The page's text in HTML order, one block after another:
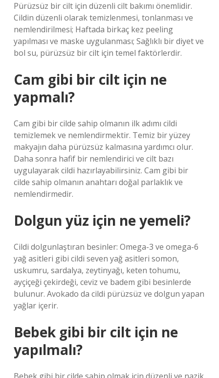
Pürüzsüz bir cilt için düzenli cilt bakımı önemlidir.
Cildin düzenli olarak temizlenmesi, tonlanması ve
nemlendirilmesi; Haftada birkaç kez peeling
yapılması ve maske uygulanması; Sağlıklı bir diyet ve
bol su, pürüzsüz bir cilt için temel faktörlerdir.
Cam gibi bir cilt için ne
yapmalı?
Cam gibi bir cilde sahip olmanın ilk adımı cildi
temizlemek ve nemlendirmektir. Temiz bir yüzey
makyajın daha pürüzsüz kalmasına yardımcı olur.
Daha sonra hafif bir nemlendirici ve cilt bazı
uygulayarak cildi hazırlayabilirsiniz. Cam gibi bir
cilde sahip olmanın anahtarı doğal parlaklık ve
nemlendirmedir.
Dolgun yüz için ne yemeli?
Cildi dolgunlaştıran besinler: Omega-3 ve omega-6
yağ asitleri gibi cildi seven yağ asitleri somon,
uskumru, sardalya, zeytinyağı, keten tohumu,
ayçiçeği çekirdeği, ceviz ve badem gibi besinlerde
bulunur. Avokado da cildi pürüzsüz ve dolgun yapan
yağlar içerir.
Bebek gibi bir cilt için ne
yapılmalı?